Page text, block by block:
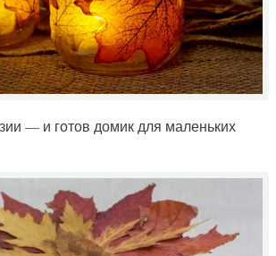
— и готов домик для маленьких